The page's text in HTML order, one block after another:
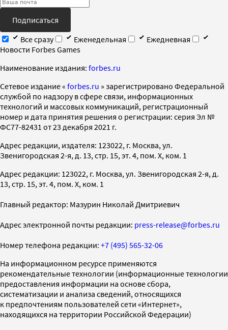
Подписаться
Все сразу
Еженедельная
Ежедневная
Новости Forbes Games
Наименование издания: forbes.ru
Cетевое издание « forbes.ru » зарегистрировано Федеральной
службой по надзору в сфере связи, информационных
технологий и массовых коммуникаций, регистрационный
номер и дата принятия решения о регистрации: серия Эл №
ФС77-82431 от 23 декабря 2021 г.
Адрес редакции, издателя: 123022, г. Москва, ул.
Звенигородская 2-я, д. 13, стр. 15, эт. 4, пом. X, ком. 1
Адрес редакции: 123022, г. Москва, ул. Звенигородская 2-я, д.
13, стр. 15, эт. 4, пом. X, ком. 1
Главный редактор: Мазурин Николай Дмитриевич
Адрес электронной почты редакции: press-release@forbes.ru
Номер телефона редакции: +7 (495) 565-32-06
На информационном ресурсе применяются
рекомендательные технологии (информационные технологии
предоставления информации на основе сбора,
систематизации и анализа сведений, относящихся
к предпочтениям пользователей сети «Интернет»,
находящихся на территории Российской Федерации)